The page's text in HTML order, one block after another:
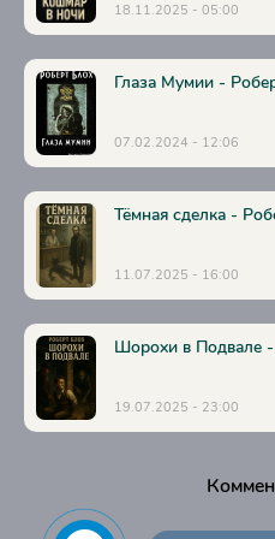
18.11.2025 - 05:00
Глаза Мумии -
07.02.2024 - 12:06
Тёмная сделка -
11.07.2025 - 16:00
Шорохи в Подвале
19.07.2025 - 23:00